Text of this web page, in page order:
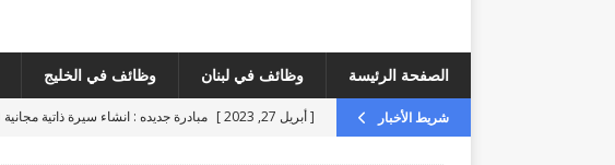
الصفحة الرئيسة وظائف في لبنان وظائف في الخليج
شريط الأخبار [ أبريل 27, 2023 ] مبادرة جديده : انشاء سيرة ذاتية مجانية